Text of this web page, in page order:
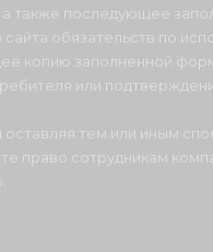
а также последующее
обязательств по
копию заполненной
или
оставляя тем или иным
право сотрудникам